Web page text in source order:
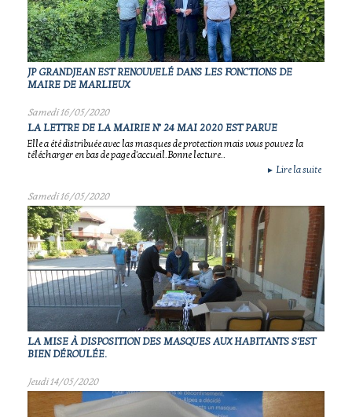
JP GRANDJEAN EST RENOUVELÉ DANS LES FONCTIONS DE
MAIRE DE MARLIEUX
Samedi 16/05/2020
LA LETTRE DE LA MAIRIE N° 24 MAI 2020 EST PARUE
Elle a été distribuée avec las masques de protection mais vous pouvez la
télécharger en bas de page d'accueil.Bonne lecture..
► Lire la suite
Samedi 16/05/2020
LA MISE À DISPOSITION DES MASQUES AUX HABITANTS S'EST
BIEN DÉROULÉE.
Jeudi 14/05/2020